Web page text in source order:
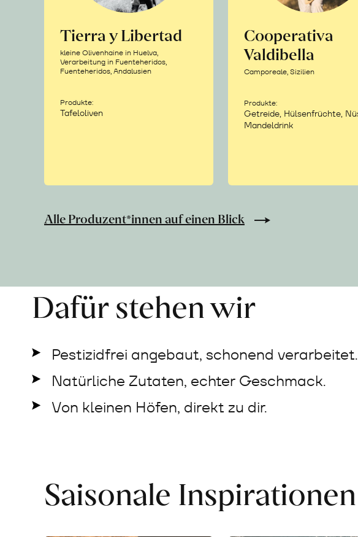
Tierra y Libertad
kleine Olivenhaine in Huelva,
Verarbeitung in Fuenteheridos,
Fuenteheridos, Andalusien
Produkte:
Tafeloliven
Cooperativa
Valdibella
Camporeale, Sizilien
Produkte:
Getreide, Hülsenfrüchte,
Mandeldrink
Alle Produzent*innen auf einen Blick
Dafür stehen wir
Pestizidfrei angebaut, schonend verarbeitet.
Natürliche Zutaten, echter Geschmack.
Von kleinen Höfen, direkt zu dir.
Saisonale Inspirationen